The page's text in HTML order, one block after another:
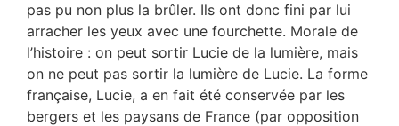
pas pu non plus la brûler. Ils ont donc fini par lui
arracher les yeux avec une fourchette. Morale de
l’histoire : on peut sortir Lucie de la lumière, mais
on ne peut pas sortir la lumière de Lucie. La forme
française, Lucie, a en fait été conservée par les
bergers et les paysans de France (par opposition